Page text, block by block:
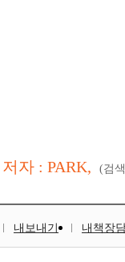
저자 : PARK, (검
내보내기 내책장